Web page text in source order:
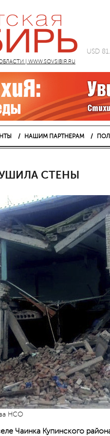
| WWW.SOVSIBIR.RU
USD
НАШИМ ПАРТНЕРАМ
СТЕНЫ
НСО
Чаинка Купинского